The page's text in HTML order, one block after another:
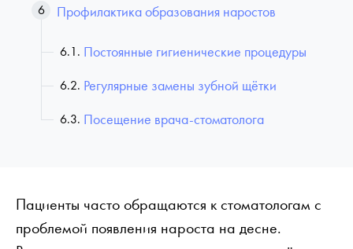
Профилактика образования наростов
Постоянные гигиенические процедуры
Регулярные замены зубной щётки
Посещение врача-стоматолога
Пациенты часто обращаются к стоматологам с
проблемой появления нароста на десне.